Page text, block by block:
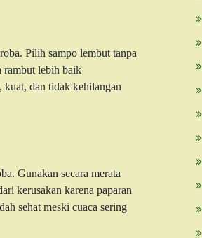
Pilih sampo lembut tanpa
rambut lebih baik
kuat, dan tidak kehilangan
Gunakan secara merata
kerusakan karena paparan
sehat meski cuaca sering